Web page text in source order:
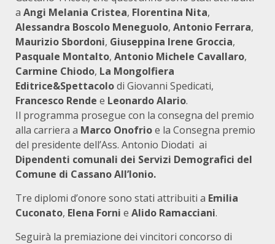
a Angi Melania Cristea, Florentina Nita,
Alessandra Boscolo Meneguolo, Antonio Ferrara,
Maurizio Sbordoni, Giuseppina Irene Groccia,
Pasquale Montalto, Antonio Michele Cavallaro,
Carmine Chiodo, La Mongolfiera
Editrice&Spettacolodi Giovanni Spedicati,
Francesco Rende e Leonardo Alario.
Il programma prosegue con la consegna del premio
alla carriera a Marco Onofrioe la Consegna premio
del presidente dell’Ass. Antonio Diodati ai
Dipendenti comunali dei Servizi Demografici del
Comune di Cassano All’Ionio.
Tre diplomi d’onore sono stati attribuiti a Emilia
Cuconato, Elena Forni e Alido Ramacciani.
Seguirà la premiazione dei vincitori concorso di